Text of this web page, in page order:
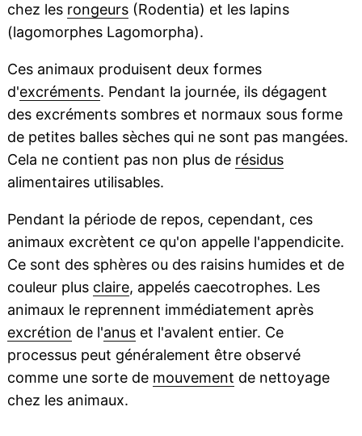
chez les rongeurs(Rodentia) et les lapins
(lagomorphes Lagomorpha).
Ces animaux produisent deux formes
d'excréments. Pendant la journée, ils dégagent
des excréments sombres et normaux sous forme
de petites balles sèches qui ne sont pas mangées.
Cela ne contient pas non plus de résidus
alimentaires utilisables.
Pendant la période de repos, cependant, ces
animaux excrètent ce qu'on appelle l'appendicite.
Ce sont des sphères ou des raisins humides et de
couleur plus claire, appelés caecotrophes. Les
animaux le reprennent immédiatement après
excrétion de l'anuset l'avalent entier. Ce
processus peut généralement être observé
comme une sorte de mouvement de nettoyage
chez les animaux.